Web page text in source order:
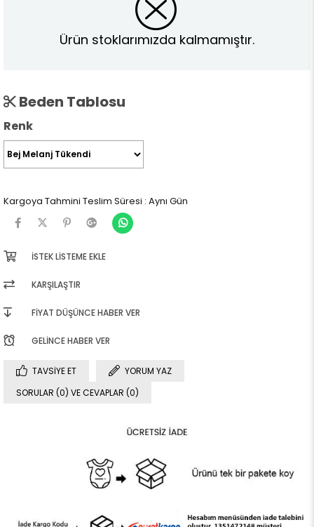
Ürün stoklarımızda kalmamıştır.
Beden Tablosu
Renk
Kargoya Tahmini Teslim Süresi : Aynı Gün
İSTEK LISTEME EKLE
KARŞILAŞTIR
FIYAT DÜŞÜNCE HABER VER
GELINCE HABER VER
TAVSIYE ET
YORUM YAZ
SORULAR (0) VE CEVAPLAR (0)